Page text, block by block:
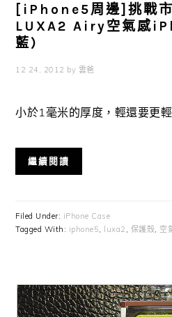
[iPhone5周邊]挑戰
LUXA2 Airy空氣感
藍)
12 24, 2012 by 雲爸
小於1毫米的厚度，輕還要更輕
繼續閱讀
Filed Under: iPhone Case
Tagged With: iphone5, luxa2 , 保護殼, 空